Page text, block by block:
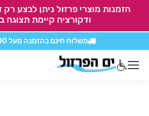
הזמנות מוצרי פרזול ניתן לבצע
ודקורציה קיימת תצוגה
משלוח חינם בהזמנה מעל 500 ש"ח